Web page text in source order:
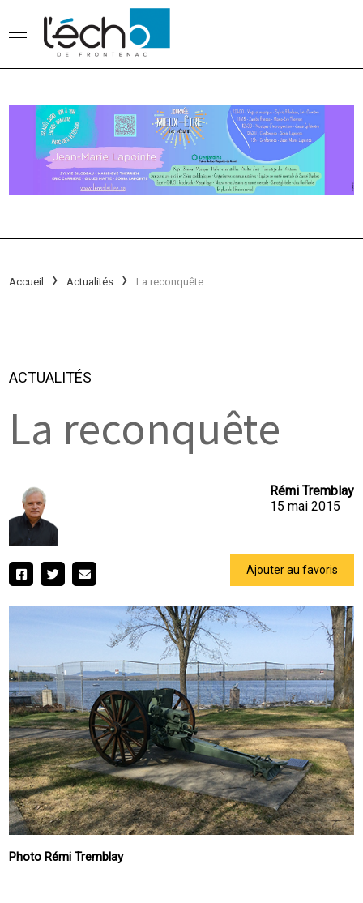
Accueil Actualités La reconquête
ACTUALITÉS
La reconquête
Rémi Tremblay
15 mai 2015
Ajouter au favoris
Photo Rémi Tremblay